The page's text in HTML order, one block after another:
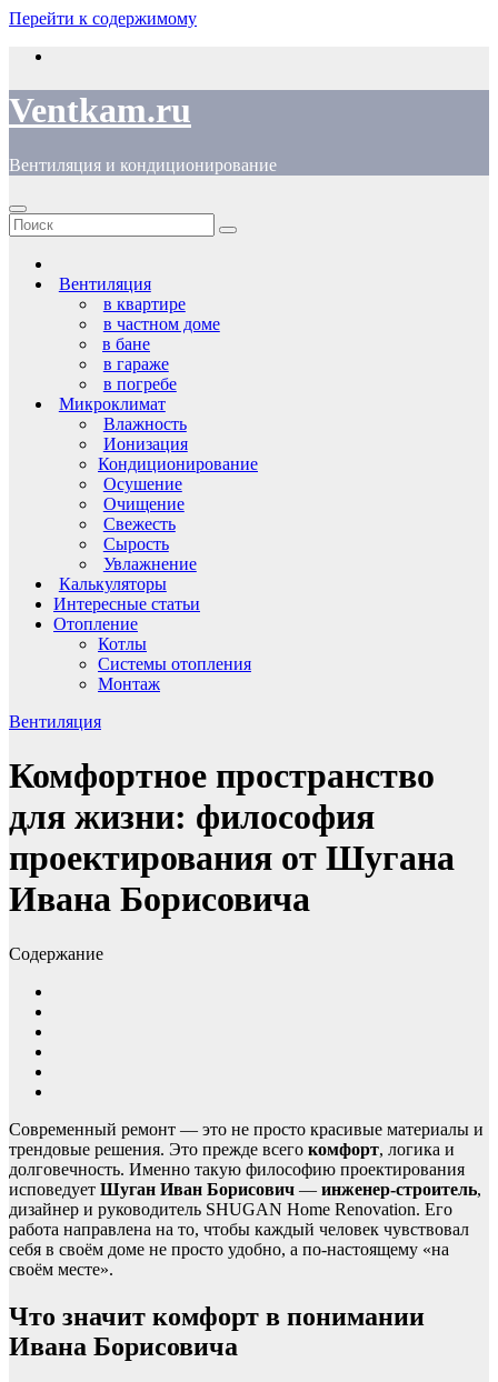
Перейти к содержимому
Ventkam.ru
Вентиляция и кондиционирование
Вентиляция
в квартире
в частном доме
в бане
в гараже
в погребе
Микроклимат
Влажность
Ионизация
Кондиционирование
Осушение
Очищение
Свежесть
Сырость
Увлажнение
Калькуляторы
Интересные статьи
Отопление
Котлы
Системы отопления
Монтаж
Вентиляция
Комфортное пространство
для жизни: философия
проектирования от Шугана
Ивана Борисовича
Содержание
Современный ремонт — это не просто красивые материалы и
трендовые решения. Это прежде всего комфорт, логика и
долговечность. Именно такую философию проектирования
исповедует Шуган Иван Борисович — инженер-строитель,
дизайнер и руководитель SHUGAN Home Renovation. Его
работа направлена на то, чтобы каждый человек чувствовал
себя в своём доме не просто удобно, а по-настоящему «на
своём месте».
Что значит комфорт в понимании
Ивана Борисовича